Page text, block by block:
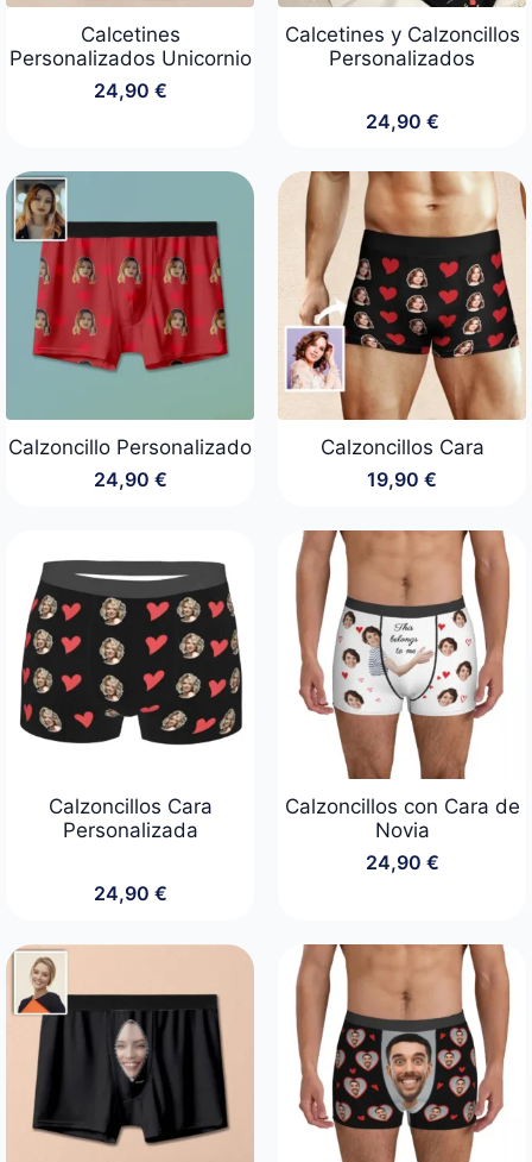
Calcetines
Personalizados Unicornio
24,90 €
Calcetines y Calzoncillos
Personalizados
24,90 €
Calzoncillo Personalizado
24,90 €
Calzoncillos Cara
19,90 €
Calzoncillos Cara
Personalizada
24,90 €
Calzoncillos con Cara de
Novia
24,90 €